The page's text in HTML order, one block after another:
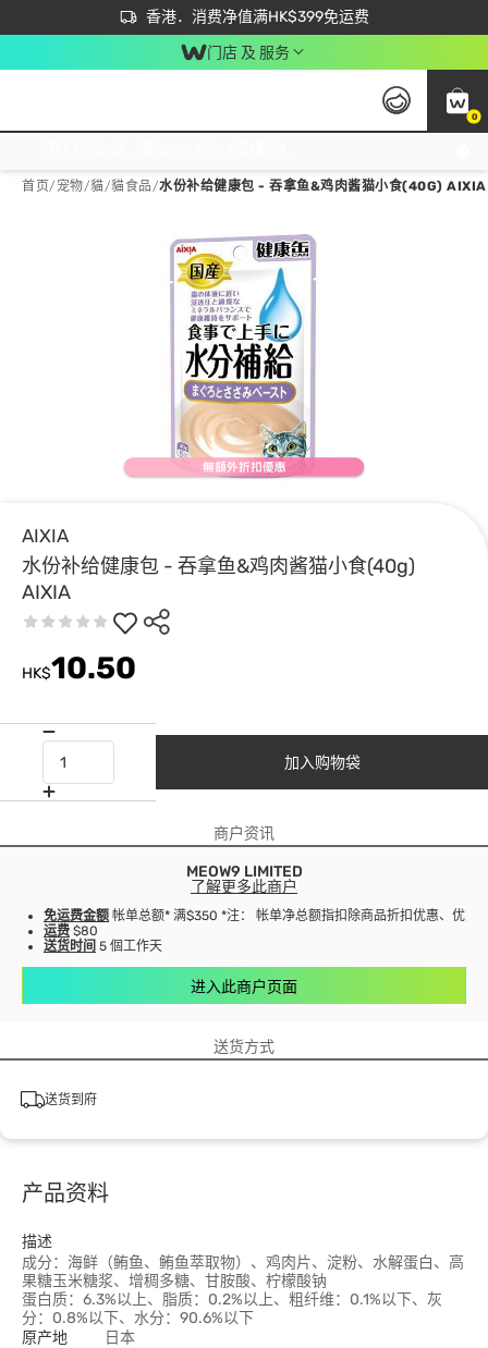
香港．消费净值满HK$399免运费
立即成为易赏钱会员尽享独家优惠
首次APP下单买满$450 输入 NEWAPP 即减$50
门店 及 服务
0
首页/ 宠物/貓/貓食品/水份补给健康包 - 吞拿鱼&鸡肉酱猫小食(40G) AIXIA
AIXIA
水份补给健康包 - 吞拿鱼&鸡肉酱猫小食(40g)
AIXIA
HK$10.50
加入购物袋
商户资讯
MEOW9 LIMITED
了解更多此商户
免运费金额 帐单总额* 满$350 *注： 帐单净总额指扣除商品折扣优惠、优惠
运费 $80
送货时间 5 個工作天
进入此商户页面
送货方式
送货到府
产品资料
描述
成分：海鲜（鲔鱼、鲔鱼萃取物）、鸡肉片、淀粉、水解蛋白、高
果糖玉米糖浆、增稠多糖、甘胺酸、柠檬酸钠
蛋白质：6.3%以上、脂质：0.2%以上、粗纤维：0.1%以下、灰
分：0.8%以下、水分：90.6%以下
原产地
日本